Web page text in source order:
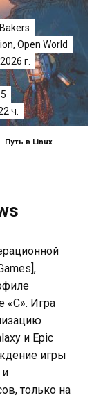
,Open World
г.
ч.
Путь в Linux
«C». Игра
и Epic
игры
и
только на